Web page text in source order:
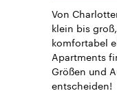
Von
klein bis
komfortabel
Apartments
Größen und
entscheiden!